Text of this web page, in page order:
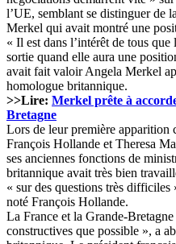
l’UE, semblant se distinguer de
Merkel qui avait montré une
« Il est dans l’intérêt de tous
sortie quand elle aura une
avait fait valoir Angela Merkel
homologue britannique.
>>Lire: Merkel prête à
Bretagne
Lors de leur première apparition
François Hollande et Theresa
ses anciennes fonctions de
britannique avait très bien
« sur des questions très
noté François Hollande.
La France et la Grande-
constructives que possible », a